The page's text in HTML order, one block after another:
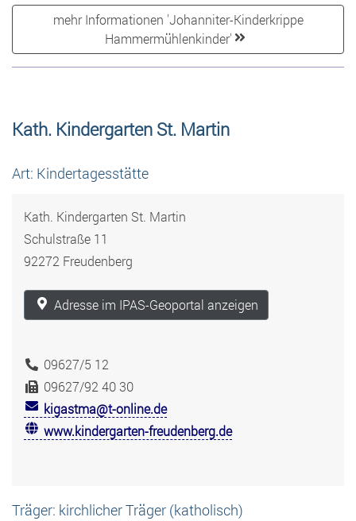
mehr Informationen 'Johanniter-Kinderkrippe
Hammermühlenkinder'
Kath. Kindergarten St. Martin
Art: Kindertagesstätte
Kath. Kindergarten St. Martin
Schulstraße 11
92272 Freudenberg
Adresse im IPAS-Geoportal anzeigen
09627/5 12
09627/92 40 30
kigastma@t-online.de
www.kindergarten-freudenberg.de
Träger: kirchlicher Träger (katholisch)